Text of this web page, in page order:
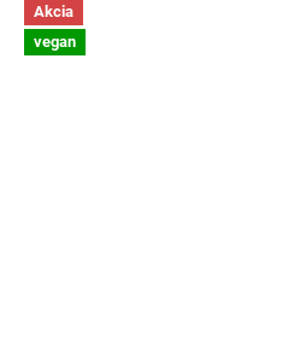
Akcia
vegan